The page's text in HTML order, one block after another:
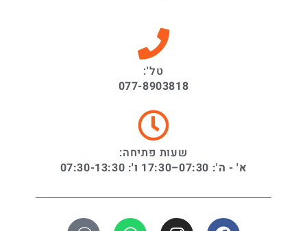
טל':
077-8903818
שעות פתיחה:
א' - ה': 07:30–17:30 ו': 07:30-13:30